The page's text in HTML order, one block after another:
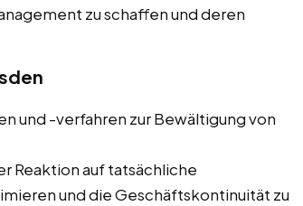
zu schaffen und deren
und -verfahren zur Bewältigung von
Reaktion auf tatsächliche
und die Geschäftskontinuität zu